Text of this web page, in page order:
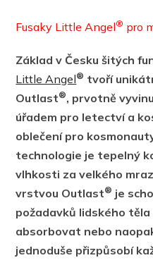
Fusaky Little Angel® pro
Základ v Česku šitých
Little Angel® tvoří
Outlast®, prvotně
úřadem pro letectví a
oblečení pro
technologie je tepelný
vlhkosti za velkého
vrstvou Outlast® je
požadavků lidského
absorbovat nebo
jednoduše přizpůsobí